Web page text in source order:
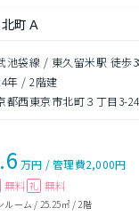
町Ａ
池袋線 / 東久留米駅 徒歩
年 /2階建
都西東京市北町３丁目3-24
万円 /管理費2,000円
無料 礼 無料
ルーム / 25.25㎡/ 2階